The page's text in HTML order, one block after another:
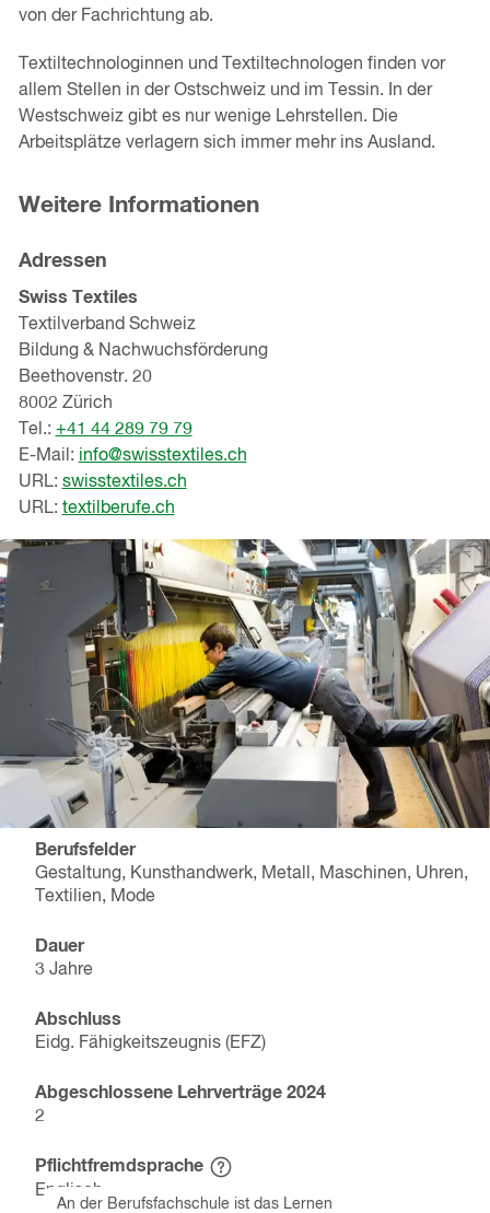
von der Fachrichtung ab.
Textiltechnologinnen und Textiltechnologen finden vor
allem Stellen in der Ostschweiz und im Tessin. In der
Westschweiz gibt es nur wenige Lehrstellen. Die
Arbeitsplätze verlagern sich immer mehr ins Ausland.
Weitere Informationen
Adressen
Swiss Textiles
Textilverband Schweiz
Bildung & Nachwuchsförderung
Beethovenstr. 20
8002 Zürich
Tel.: +41 44 289 79 79
E-Mail: info@swisstextiles.ch
URL: swisstextiles.ch
URL: textilberufe.ch
Berufsfelder
Gestaltung, Kunsthandwerk, Metall, Maschinen, Uhren,
Textilien, Mode
Dauer
3 Jahre
Abschluss
Eidg. Fähigkeitszeugnis (EFZ)
Abgeschlossene Lehrverträge2024
2
Pflichtfremdsprache
Hinweistext
An der Berufsfachschule ist das Lernen
Englisch